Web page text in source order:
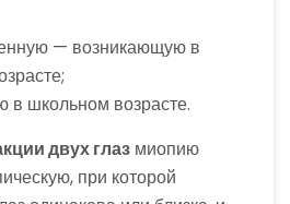
— возникающую в
в школьном возрасте.
двух глаз миопию
при которой